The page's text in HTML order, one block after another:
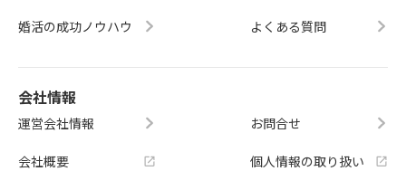
婚活の成功ノウハウ よくある質問
会社情報
運営会社情報
会社概要
お問合せ
個人情報の取り扱い